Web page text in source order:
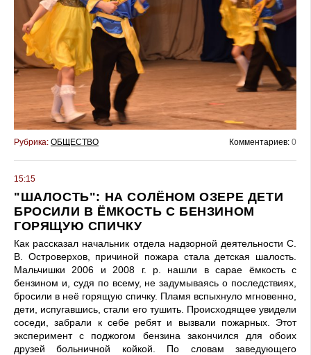
Рубрика: ОБЩЕСТВО Комментариев: 0
15:15
"ШАЛОСТЬ": НА СОЛЁНОМ ОЗЕРЕ ДЕТИ
БРОСИЛИ В ЁМКОСТЬ С БЕНЗИНОМ
ГОРЯЩУЮ СПИЧКУ
Как рассказал начальник отдела надзорной деятельности С.
В. Островерхов, причиной пожара стала детская шалость.
Мальчишки 2006 и 2008 г. р. нашли в сарае ёмкость с
бензином и, судя по всему, не задумываясь о последствиях,
бросили в неё горящую спичку. Пламя вспыхнуло мгновенно,
дети, испугавшись, стали его тушить. Происходящее увидели
соседи, забрали к себе ребят и вызвали пожарных. Этот
эксперимент с поджогом бензина закончился для обоих
друзей больничной койкой. По словам заведующего